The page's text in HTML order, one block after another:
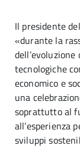
Il presidente
«durante la
tecnologiche
economico e
una
soprattutto al
all’esperienza
sviluppi